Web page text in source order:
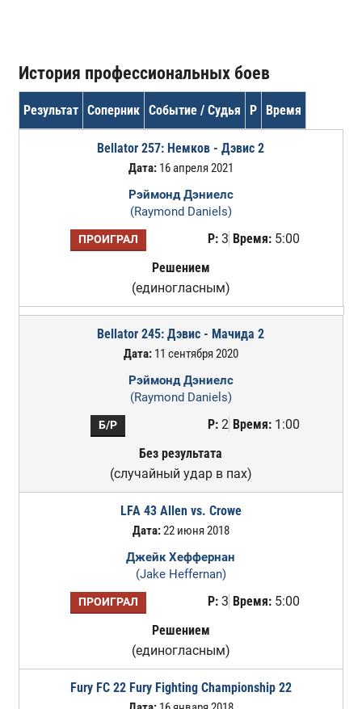
История профессиональных боев
Результат Соперник Событие / Судья Р Время
Bellator 257: Немков - Дэвис 2
Дата:16 апреля 2021
Рэймонд Дэниелс
(Raymond Daniels)
ПРОИГРАЛ Р:3 Время:5:00
Решением
(единогласным)
Bellator 245: Дэвис - Мачида 2
Дата:11 сентября 2020
Рэймонд Дэниелс
(Raymond Daniels)
Б/Р Р:2 Время:1:00
Без результата
(случайный удар в пах)
LFA 43 Allen vs. Crowe
Дата:22 июня 2018
Джейк Хеффернан
(Jake Heffernan)
ПРОИГРАЛ Р:3 Время:5:00
Решением
(единогласным)
Fury FC 22 Fury Fighting Championship 22